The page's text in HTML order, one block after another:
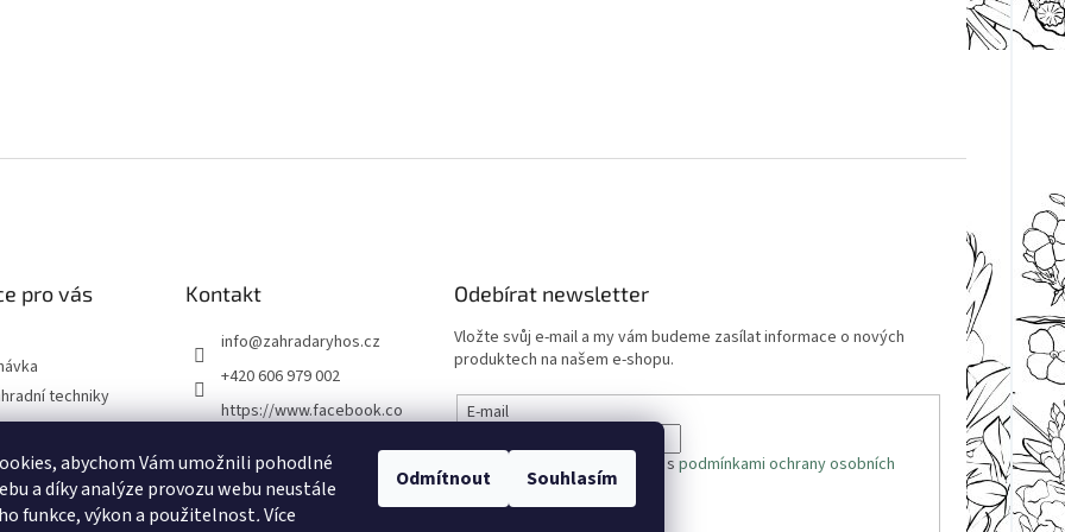
abychom Vám umožnili pohodlné
a díky analýze provozu webu neustále
funkce, výkon a použitelnost.Více
Odmítnout Souhlasím
pro vás
techniky
osobních
Kontakt
info@zahradaryhos.cz
+420 606 979 002
https://www.facebook.co
zahradaryhos.cz
Odebírat newsletter
Vložte svůj e-mail a my vám budeme zasílat informace o nových
produktech na našem e-shopu.
E-mail
Vložením e-mailu souhlasíte spodmínkami ochrany osobních
údajů